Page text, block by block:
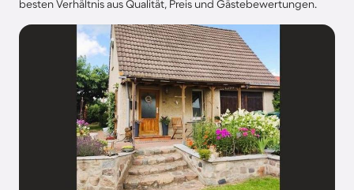
besten Verhältnis aus Qualität, Preis und Gästebewertungen.